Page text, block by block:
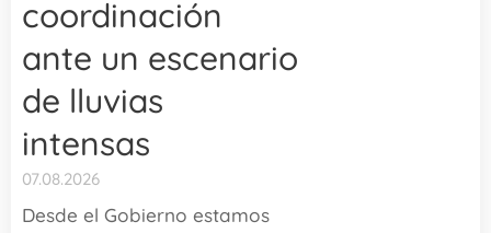
coordinación
ante un escenario
de lluvias
intensas
07.08.2026
Desde el Gobierno estamos